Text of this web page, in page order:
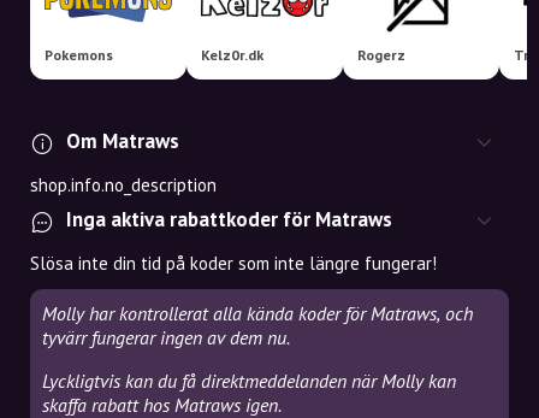
Pokemons Kelz0r.dk Rogerz
Om Matraws
shop.info.no_description
Inga aktiva rabattkoder för Matraws
Slösa inte din tid på koder som inte längre fungerar!
Molly har kontrollerat alla kända koder för Matraws, och
tyvärr fungerar ingen av dem nu.
Lyckligtvis kan du få direktmeddelanden när Molly kan
skaffa rabatt hos Matraws igen.